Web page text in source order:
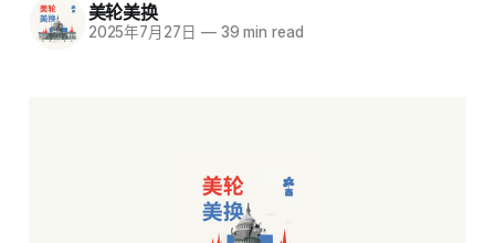
美轮美换
2025年7月27日 —39 min read